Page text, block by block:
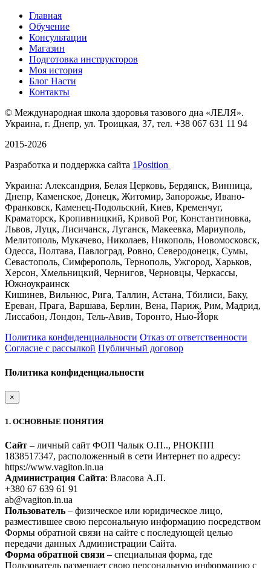
Главная
Обучение
Консультации
Магазин
Подготовка инструкторов
Моя история
Блог Насти
Контакты
© Международная школа здоровья тазового дна «ЛЕЛЯ».
Украина, г. Днепр, ул. Троицкая, 37, тел. +38 067 631 11 94
2015-2026
Разработка и поддержка сайта 1Position
Украина: Александрия, Белая Церковь, Бердянск, Винница,
Днепр, Каменское, Донецк, Житомир, Запорожье, Ивано-
Франковск, Каменец-Подольский, Киев, Кременчуг,
Краматорск, Кропивницкий, Кривой Рог, Константиновка,
Львов, Луцк, Лисичанск, Луганск, Макеевка, Мариуполь,
Мелитополь, Мукачево, Николаев, Никополь, Новомосковск,
Одесса, Полтава, Павлоград, Ровно, Северодонецк, Сумы,
Севастополь, Симферополь, Тернополь, Ужгород, Харьков,
Херсон, Хмельницкий, Чернигов, Черновцы, Черкассы,
Южноукраинск
Кишинев, Вильнюс, Рига, Таллин, Астана, Тбилиси, Баку,
Ереван, Прага, Варшава, Берлин, Вена, Париж, Рим, Мадрид,
Лиссабон, Лондон, Тель-Авив, Торонто, Нью-Йорк
Политика конфиденциальности Отказ от ответственности
Согласие с рассылкой Публичный договор
Политика конфиденциальности
×
1. ОСНОВНЫЕ ПОНЯТИЯ
Сайт – личный сайт ФОП Чалык О.П.., РНОКПП
1838517347, расположенный в сети Интернет по адресу:
https://www.vagiton.in.ua
Администрация Сайта: Власова А.П.
+380 67 639 61 91
ab@vagiton.in.ua
Пользователь – физическое или юридическое лицо,
разместившее свою персональную информацию посредством
Формы обратной связи на сайте с последующей целью
передачи данных Администрации Сайта.
Форма обратной связи – специальная форма, где
Пользователь размещает свою персональную информацию с